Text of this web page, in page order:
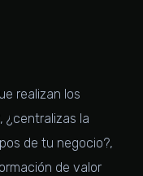
realizan los
¿centralizas la
de tu negocio?,
de valor